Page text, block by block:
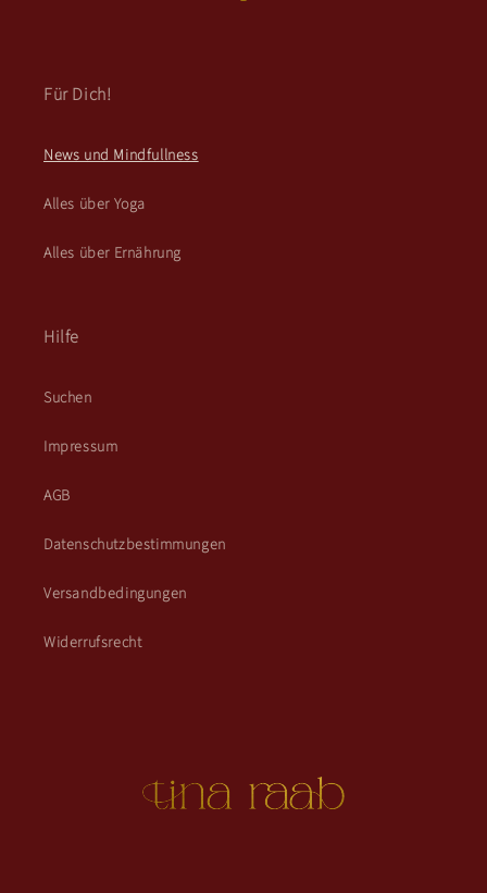
Für Dich!
News und Mindfullness
Alles über Yoga
Alles über Ernährung
Hilfe
Suchen
Impressum
AGB
Datenschutzbestimmungen
Versandbedingungen
Widerrufsrecht